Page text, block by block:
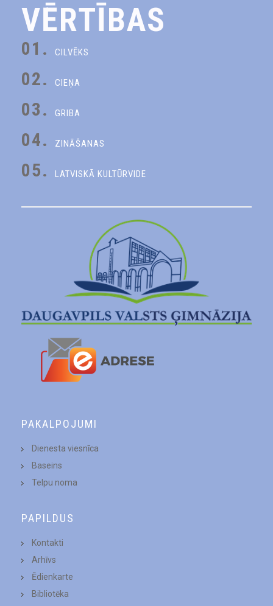
VĒRTĪBAS
01. CILVĒKS
02. CIEŅA
03. GRIBA
04. ZINĀŠANAS
05. LATVISKĀ KULTŪRVIDE
PAKALPOJUMI
Dienesta viesnīca
Baseins
Telpu noma
PAPILDUS
Kontakti
Arhīvs
Ēdienkarte
Bibliotēka